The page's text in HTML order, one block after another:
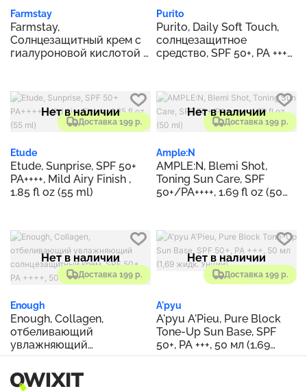
Farmstay
Farmstay,
Солнцезащитный крем с
гиалуроновой кислотой и
PA +++, 70 г (2,64 унции)
Purito
Purito, Daily Soft Touch,
солнцезащитное
средство, SPF 50+, PA ++++,
Доставка 199 р.
Нет в наличии
Etude
Etude, Sunprise, SPF 50+
PA++++, Mild Airy Finish ,
1.85 fl oz (55 ml)
Доставка 199 р.
Нет в наличии
Ample:N
AMPLE:N, Blemi Shot,
Toning Sun Care, SPF
50+/PA++++, 1.69 fl oz (50
Доставка 199 р.
Нет в наличии
Enough
Enough, Collagen,
отбеливающий
увлажняющий
солнцезащитный крем,
SPF 50+ PA ++++, 50 г (1,76
унции)
Доставка 199 р.
Нет в наличии
A'pyu
A'pyu A'Pieu, Pure Block
Tone-Up Sun Base, SPF
50+, PA +++, 50 мл (1,69
жидк. Унции)